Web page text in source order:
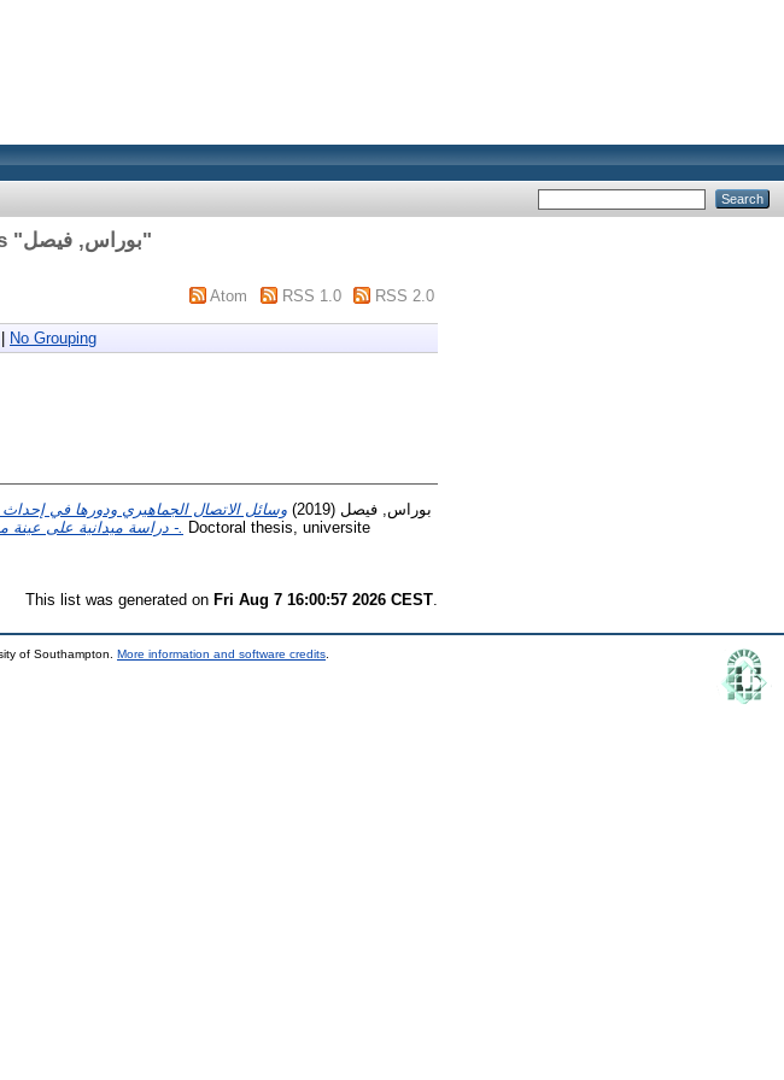
"بوراس, فيصل"
Atom RSS 1.0 RSS 2.0
No Grouping
بوراس, فيصل (2019)
وسائل الاتصال الجماهيري ودورها في
Doctoral thesis, universite
This list was generated on Fri Aug 7 16:00:57 2026 CEST
of Southampton. More information and software credits